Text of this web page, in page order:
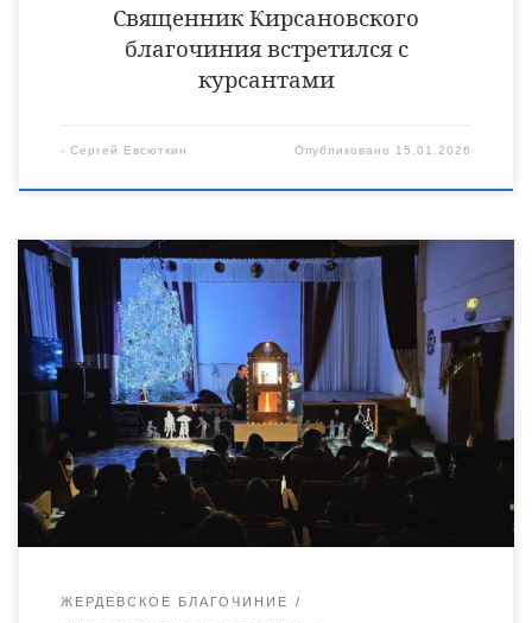
Священник Кирсановского
благочиния встретился с
курсантами
- Сергей Евсюткин Опубликовано 15.01.2026
Сотрудники миссионерского и молодежного отделов
Уваровской епархии совместно с братиями возрождающегося
Спасо-Преображенского мужского монастыря поселка Демьян
Бедный Жердевского благочиния посетили ребят из ТОГБУ
«Центр семьи и помощи детям имени Г. В. Чичерина» села
Караул Инжавинского муниципального округа. Гости
показали ребятам вертепный театр, посвященный Рождеству
Христову. Вертепное действо — традиционное святочное
представление рассказывающее историю Праздника. […]
ЖЕРДЕВСКОЕ БЛАГОЧИНИЕ